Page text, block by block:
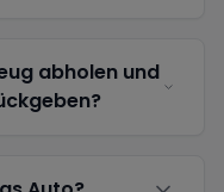
abholen und